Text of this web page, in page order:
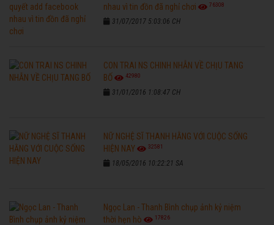
nhau vì tin đồn đã nghỉ chơi
76308
31/07/2017 5:03:06 CH
CON TRAI NS CHINH NHẪN VỀ CHỊU TANG
BỐ
42980
31/01/2016 1:08:47 CH
NỮ NGHỆ SĨ THANH HẰNG VỚI CUỘC SỐNG
HIỆN NAY
32581
18/05/2016 10:22:21 SA
Ngọc Lan - Thanh Bình chụp ảnh kỷ niệm
thời hẹn hò
17826